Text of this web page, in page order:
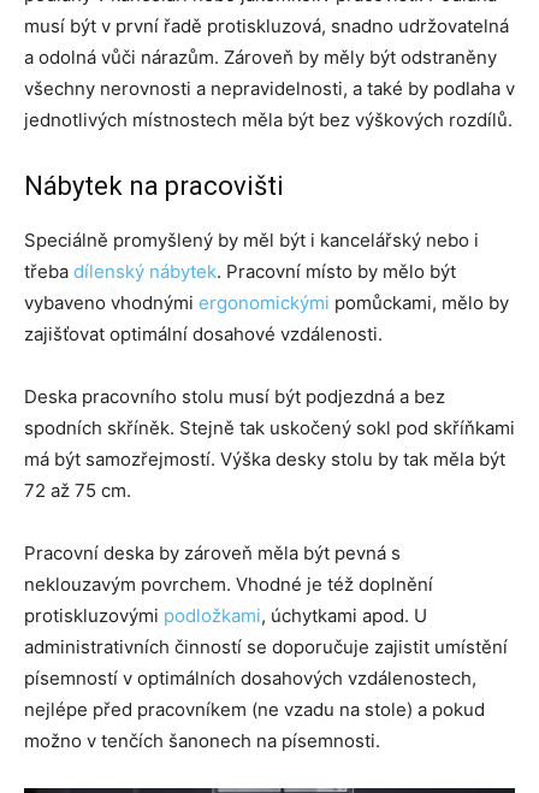
musí být v první řadě protiskluzová, snadno udržovatelná
a odolná vůči nárazům. Zároveň by měly být odstraněny
všechny nerovnosti a nepravidelnosti, a také by podlaha v
jednotlivých místnostech měla být bez výškových rozdílů.
Nábytek na pracovišti
Speciálně promyšlený by měl být i kancelářský nebo i
třeba dílenský nábytek. Pracovní místo by mělo být
vybaveno vhodnými ergonomickými pomůckami, mělo by
zajišťovat optimální dosahové vzdálenosti.
Deska pracovního stolu musí být podjezdná a bez
spodních skříněk. Stejně tak uskočený sokl pod skříňkami
má být samozřejmostí. Výška desky stolu by tak měla být
72 až 75 cm.
Pracovní deska by zároveň měla být pevná s
neklouzavým povrchem. Vhodné je též doplnění
protiskluzovými podložkami, úchytkami apod. U
administrativních činností se doporučuje zajistit umístění
písemností v optimálních dosahových vzdálenostech,
nejlépe před pracovníkem (ne vzadu na stole) a pokud
možno v tenčích šanonech na písemnosti.